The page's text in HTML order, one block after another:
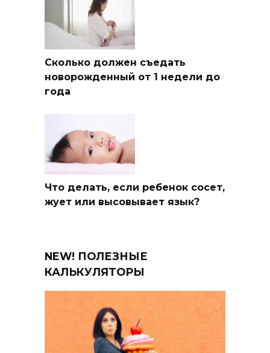
Сколько должен съедать
новорожденный от 1 недели до
года
Что делать, если ребенок сосет,
жует или высовывает язык?
NEW! ПОЛЕЗНЫЕ
КАЛЬКУЛЯТОРЫ